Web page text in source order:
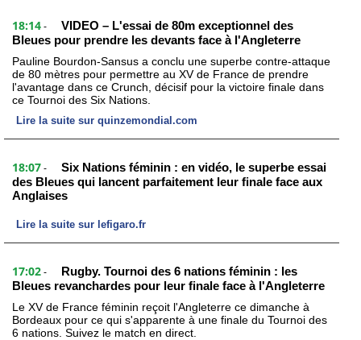
18:14 -
VIDEO – L'essai de 80m exceptionnel des
Bleues pour prendre les devants face à l'Angleterre
Pauline Bourdon-Sansus a conclu une superbe contre-attaque
de 80 mètres pour permettre au XV de France de prendre
l'avantage dans ce Crunch, décisif pour la victoire finale dans
ce Tournoi des Six Nations.
Lire la suite sur quinzemondial.com
18:07 -
Six Nations féminin : en vidéo, le superbe essai
des Bleues qui lancent parfaitement leur finale face aux
Anglaises
Lire la suite sur lefigaro.fr
17:02 -
Rugby. Tournoi des 6 nations féminin : les
Bleues revanchardes pour leur finale face à l'Angleterre
Le XV de France féminin reçoit l'Angleterre ce dimanche à
Bordeaux pour ce qui s'apparente à une finale du Tournoi des
6 nations. Suivez le match en direct.